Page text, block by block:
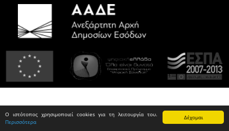
Δέχομαι
Ο ιστότοπος χρησιμοποιεί cookies για τη λειτουργία του.
Περισσότερα